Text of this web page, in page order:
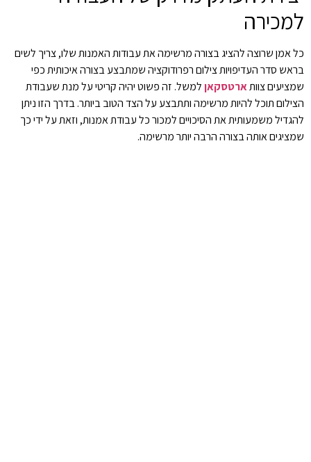
למכירה
כל אמן שרוצה להציג בצורה מרשימה את עבודות האמנות שלו, צריך לשים
בראש סדר העדיפויות צילום רפרודוקציה שמתבצע בצורה איכותית כפי
שמציעים צוותארטסקאןלמשל. זה פשוט יהיה קריטי על מנת שעבודת
הצילום תוכל להיות מרשימה ותתבצע על הצד הטוב ביותר. בדרך הזו ניתן
להגדיל משמעותית את הסיכויים למכור כל עבודת אמנות, וזאת על ידי כך
שמציגים אותה בצורה הרבה יותר מרשימה.